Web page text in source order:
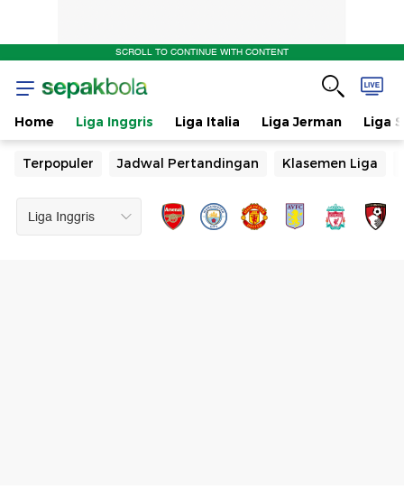
SCROLL TO CONTINUE WITH CONTENT
Home Liga Inggris Liga Italia Liga Jerman Liga
Terpopuler Jadwal Pertandingan Klasemen Liga